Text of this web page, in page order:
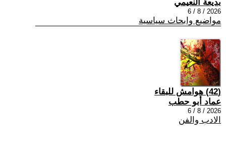
بديعة النعيمي
2026 / 8 / 6
مواضيع وابحاث سياسية
(42) هوامش للبقاء
عماد أبو حطب
2026 / 8 / 6
الادب والفن